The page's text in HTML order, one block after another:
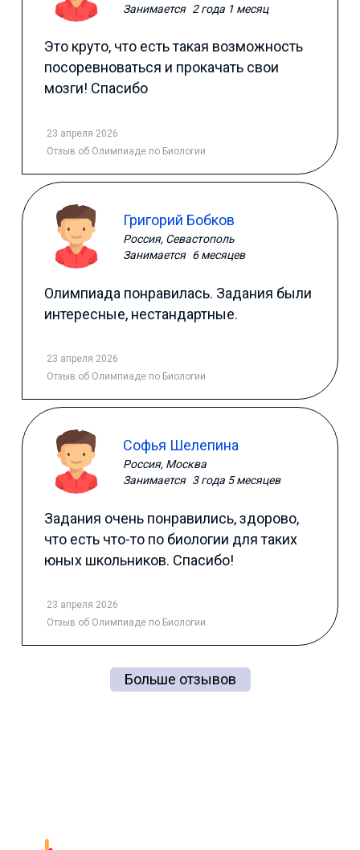
Занимается 2 года 1 месяц
Это круто, что есть такая возможность
посоревноваться и прокачать свои
мозги! Спасибо
23 апреля 2026
Отзыв об Олимпиаде по Биологии
Григорий Бобков
Россия, Севастополь
Занимается 6 месяцев
Олимпиада понравилась. Задания были
интересные, нестандартные.
23 апреля 2026
Отзыв об Олимпиаде по Биологии
Софья Шелепина
Россия, Москва
Занимается 3 года 5 месяцев
Задания очень понравились, здорово,
что есть что-то по биологии для таких
юных школьников. Спасибо!
23 апреля 2026
Отзыв об Олимпиаде по Биологии
Больше отзывов